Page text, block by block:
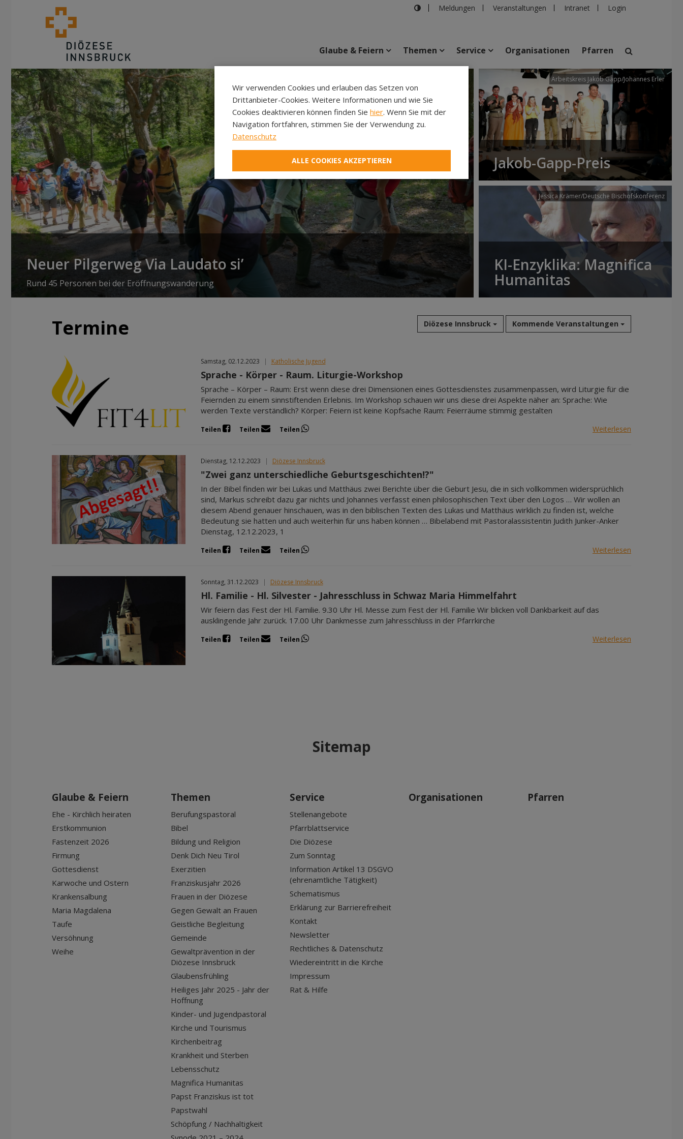
Meldungen Veranstaltungen Intranet Login
suchen
Veranstaltungen Personen Pfarren Einrichtungen
Glaube & Feiern Themen Service Organisationen Pfarren
Neuer Pilgerweg Via Laudato si’
Rund 45 Personen bei der Eröffnungswanderung
Arbeitskreis Jakob Gapp/Johannes Erler
Jakob-Gapp-Preis
Jessica Krämer/Deutsche Bischofskonferenz
KI-Enzyklika: Magnifica
Humanitas
Termine Diözese Innsbruck Kommende Veranstaltungen
Nov 2026
Dez 2026
Jun 2027
Jul 2027
Samstag, 02.12.2023 | Katholische Jugend
Sprache - Körper - Raum. Liturgie-Workshop
Sprache – Körper – Raum: Erst wenn diese drei Dimensionen eines Gottesdienstes zusammenpassen, wird Liturgie für die
Feiernden zu einem sinnstiftenden Erlebnis. Im Workshop schauen wir uns diese drei Aspekte näher an: Sprache: Wie
werden Texte verständlich? Körper: Feiern ist keine Kopfsache Raum: Feierräume stimmig gestalten
Teilen Teilen Teilen Weiterlesen
Dienstag, 12.12.2023 | Diözese Innsbruck
"Zwei ganz unterschiedliche Geburtsgeschichten!?"
In der Bibel finden wir bei Lukas und Matthäus zwei Berichte über die Geburt Jesu, die in sich vollkommen widersprüchlich
sind, Markus schreibt dazu gar nichts und Johannes verfasst einen philosophischen Text über den Logos … Wir wollen an
diesem Abend genauer hinschauen, was in den biblischen Texten des Lukas und Matthäus wirklich zu finden ist, welche
Bedeutung sie hatten und auch weiterhin für uns haben können … Bibelabend mit Pastoralassistentin Judith Junker-Anker
Dienstag, 12.12.2023, 1
Teilen Teilen Teilen Weiterlesen
Sonntag, 31.12.2023 | Diözese Innsbruck
Hl. Familie - Hl. Silvester - Jahresschluss in Schwaz Maria Himmelfahrt
Wir feiern das Fest der Hl. Familie. 9.30 Uhr Hl. Messe zum Fest der Hl. Familie Wir blicken voll Dankbarkeit auf das
ausklingende Jahr zurück. 17.00 Uhr Dankmesse zum Jahresschluss in der Pfarrkirche
Teilen Teilen Teilen Weiterlesen
Sitemap
Glaube & Feiern
Ehe - Kirchlich heiraten
Erstkommunion
Fastenzeit 2026
Firmung
Gottesdienst
Karwoche und Ostern
Krankensalbung
Maria Magdalena
Taufe
Versöhnung
Weihe
Themen
Berufungspastoral
Bibel
Bildung und Religion
Denk Dich Neu Tirol
Exerzitien
Franziskusjahr 2026
Frauen in der Diözese
Gegen Gewalt an Frauen
Geistliche Begleitung
Gemeinde
Gewaltprävention in der
Diözese Innsbruck
Glaubensfrühling
Heiliges Jahr 2025 - Jahr der
Hoffnung
Kinder- und Jugendpastoral
Kirche und Tourismus
Kirchenbeitrag
Krankheit und Sterben
Lebensschutz
Magnifica Humanitas
Papst Franziskus ist tot
Papstwahl
Schöpfung / Nachhaltigkeit
Service
Stellenangebote
Pfarrblattservice
Die Diözese
Zum Sonntag
Information Artikel 13 DSGVO
(ehrenamtliche Tätigkeit)
Schematismus
Erklärung zur Barrierefreiheit
Kontakt
Newsletter
Rechtliches & Datenschutz
Wiedereintritt in die Kirche
Impressum
Rat & Hilfe
Organisationen Pfarren
Wir verwenden Cookies und erlauben das Setzen von
Drittanbieter-Cookies. Weitere Informationen und wie Sie
Cookies deaktivieren können finden Sie hier. Wenn Sie mit der
Navigation fortfahren, stimmen Sie der Verwendung zu.
Datenschutz
ALLE COOKIES AKZEPTIEREN